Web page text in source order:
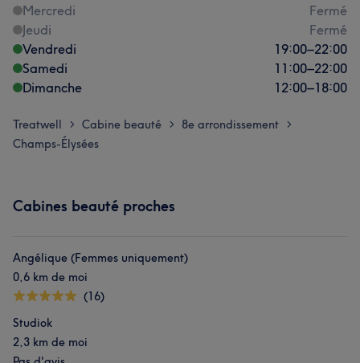
Mercredi
Fermé
Jeudi
Fermé
Vendredi
19:00–22:00
Samedi
11:00–22:00
Dimanche
12:00–18:00
Treatwell > Cabine beauté > 8e arrondissement >
Champs-Élysées
Cabines beauté proches
Angélique (Femmes uniquement)
0,6 km de moi
(16)
Studiok
2,3 km de moi